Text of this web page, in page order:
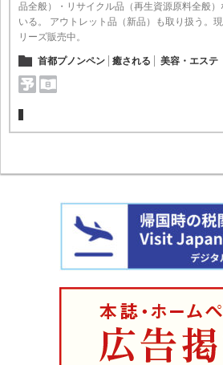
品全般）・リサイクル品（再生資源原料全般
いる。 アウトレット品（新品）も取り扱う。
リーズ販売中。
首都プノンペン 癒される 美容・エステ